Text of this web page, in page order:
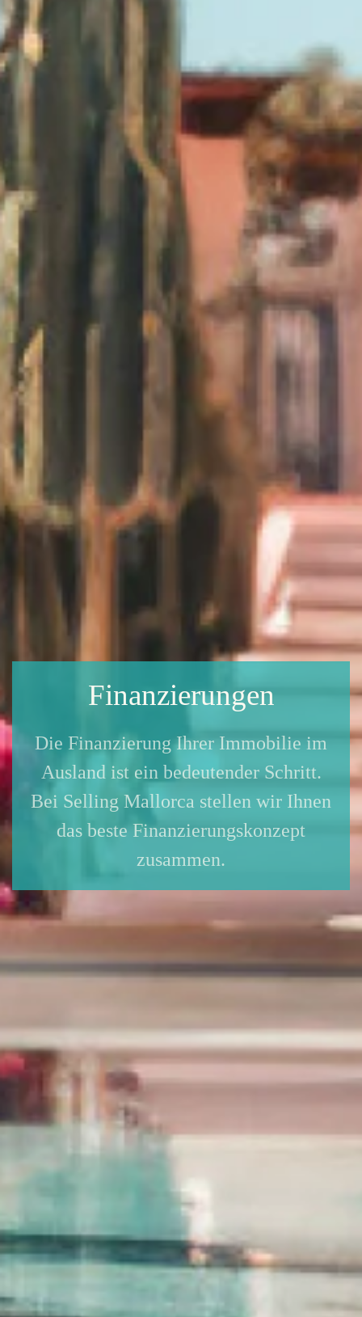
Finanzierungen
Die Finanzierung Ihrer Immobilie im
Ausland ist ein bedeutender Schritt.
Bei Selling Mallorca stellen wir Ihnen
das beste Finanzierungskonzept
zusammen.